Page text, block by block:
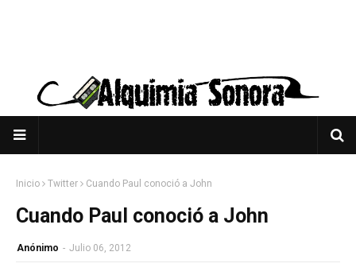
Inicio Twitter Cuando Paul conoció a John
Cuando Paul conoció a John
Anónimo - Julio 06, 2012